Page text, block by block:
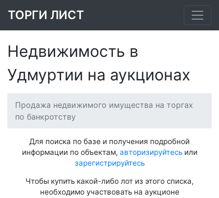
ТОРГИ ЛИСТ
Недвижимость в
Удмуртии на аукционах
Продажа недвижимого имущества на торгах
по банкротству
Для поиска по базе и получения подробной
информации по объектам, авторизируйтесьили
зарегистрируйтесь
Чтобы купить какой-либо лот из этого списка,
необходимо участвовать на аукционе